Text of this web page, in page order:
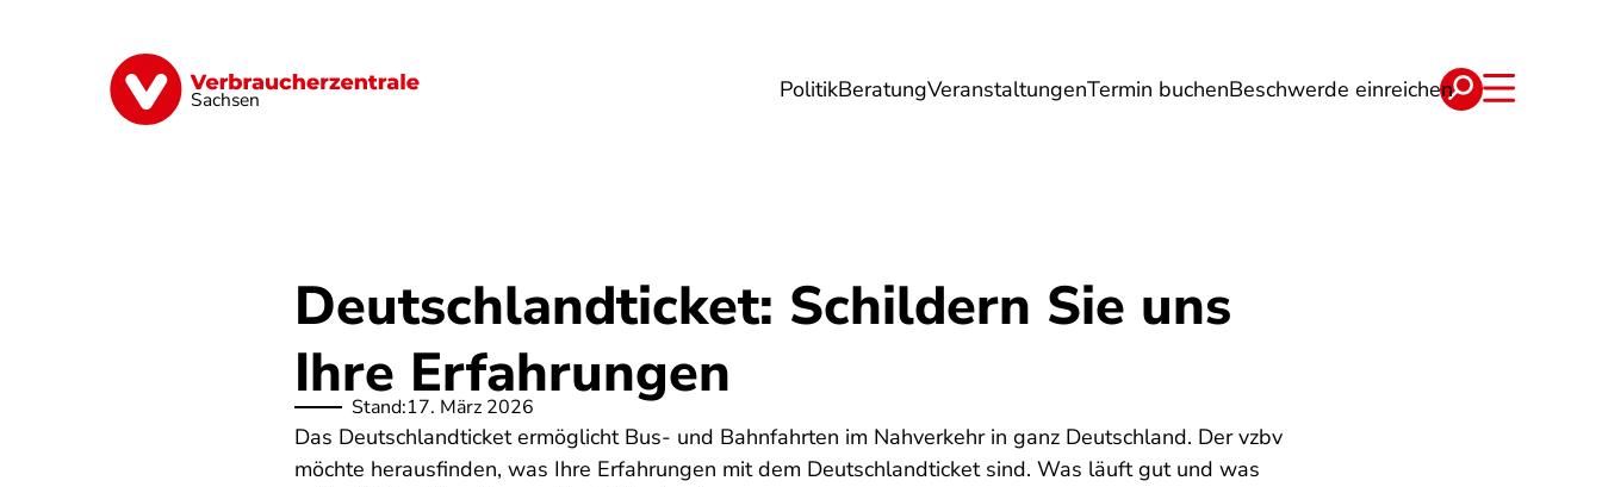
Sachsen PolitikBeratungVeranstaltungenTermin buchenBeschwerde einreichen
Vorsorge Verträge Geld & Versicherungen Digitales Energie & Wohnen Lebensmittel & Ernährung
Deutschlandticket: Schildern Sie uns
Ihre Erfahrungen
Stand:17. März 2026
Das Deutschlandticket ermöglicht Bus- und Bahnfahrten im Nahverkehr in ganz Deutschland. Der vzbv
möchte herausfinden, was Ihre Erfahrungen mit dem Deutschlandticket sind. Was läuft gut und was